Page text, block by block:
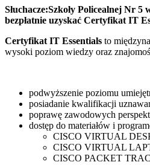
Słuchacze:Szkoły Policealnej Nr
bezpłatnie uzyskać Certyfikat IT
Certyfikat IT Essentials to
wysoki poziom wiedzy oraz
podwyższenie poziomu
posiadanie kwalifikacji
poprawę zawodowych
dostęp do materiałów i
CISCO VIRTUAL
CISCO VIRTUAL
CISCO PACKET